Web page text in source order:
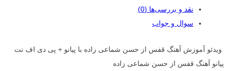
نقد و بررسی‌ها (0)
سوال و جواب
ویدئو آموزش آهنگ قفس از حسن شماعی زاده با پیانو + پی دی اف نت
پیانو آهنگ قفس از حسن شماعی زاده